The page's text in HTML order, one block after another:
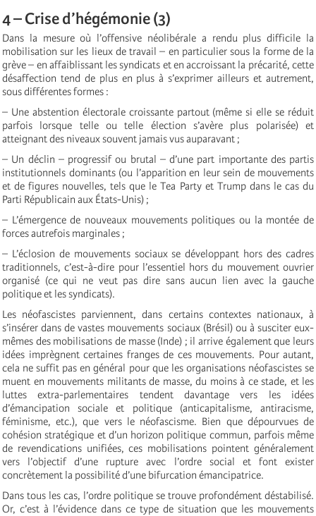
4 – Crise d’hégémonie (3)
Dans la mesure où l’offensive néolibérale a rendu plus difficile la
mobilisation sur les lieux de travail – en particulier sous la forme de la
grève – en affaiblissant les syndicats et en accroissant la précarité, cette
désaffection tend de plus en plus à s’exprimer ailleurs et autrement,
sous différentes formes :
– Une abstention électorale croissante partout (même si elle se réduit
parfois lorsque telle ou telle élection s’avère plus polarisée) et
atteignant des niveaux souvent jamais vus auparavant ;
– Un déclin – progressif ou brutal – d’une part importante des partis
institutionnels dominants (ou l’apparition en leur sein de mouvements
et de figures nouvelles, tels que le Tea Party et Trump dans le cas du
Parti Républicain aux États-Unis) ;
– L’émergence de nouveaux mouvements politiques ou la montée de
forces autrefois marginales ;
– L’éclosion de mouvements sociaux se développant hors des cadres
traditionnels, c’est-à-dire pour l’essentiel hors du mouvement ouvrier
organisé (ce qui ne veut pas dire sans aucun lien avec la gauche
politique et les syndicats).
Les néofascistes parviennent, dans certains contextes nationaux, à
s’insérer dans de vastes mouvements sociaux (Brésil) ou à susciter eux-
mêmes des mobilisations de masse (Inde) ; il arrive également que leurs
idées imprègnent certaines franges de ces mouvements. Pour autant,
cela ne suffit pas en général pour que les organisations néofascistes se
muent en mouvements militants de masse, du moins à ce stade, et les
luttes extra-parlementaires tendent davantage vers les idées
d’émancipation sociale et politique (anticapitalisme, antiracisme,
féminisme, etc.), que vers le néofascisme. Bien que dépourvues de
cohésion stratégique et d’un horizon politique commun, parfois même
de revendications unifiées, ces mobilisations pointent généralement
vers l’objectif d’une rupture avec l’ordre social et font exister
concrètement la possibilité d’une bifurcation émancipatrice.
Dans tous les cas, l’ordre politique se trouve profondément déstabilisé.
Or, c’est à l’évidence dans ce type de situation que les mouvements